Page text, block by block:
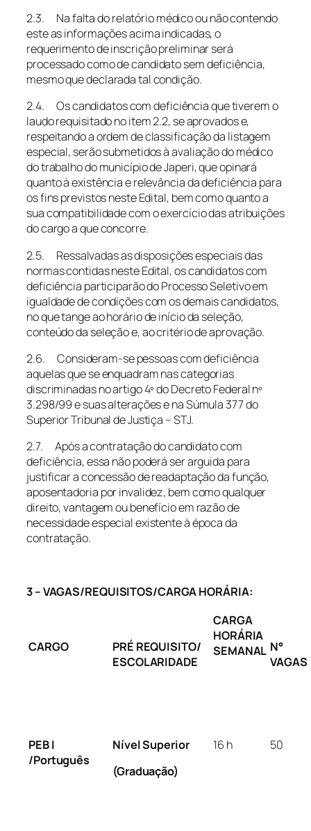
2.3. Na falta do relatório médico ou não contendo
este as informações acima indicadas, o
requerimento de inscrição preliminar será
processado como de candidato sem deficiência,
mesmo que declarada tal condição.
2.4. Os candidatos com deficiência que tiverem o
laudo requisitado no item 2.2, se aprovados e,
respeitando a ordem de classificação da listagem
especial, serão submetidos à avaliação do médico
do trabalho do município de Japeri, que opinará
quanto à existência e relevância da deficiência para
os fins previstos neste Edital, bem como quanto a
sua compatibilidade com o exercício das atribuições
do cargo a que concorre.
2.5. Ressalvadas as disposições especiais das
normas contidas neste Edital, os candidatos com
deficiência participarão do Processo Seletivo em
igualdade de condições com os demais candidatos,
no que tange ao horário de início da seleção,
conteúdo da seleção e, ao critério de aprovação.
2.6. Consideram-se pessoas com deficiência
aquelas que se enquadram nas categorias
discriminadas no artigo 4º do Decreto Federal nº
3.298/99 e suas alterações e na Súmula 377 do
Superior Tribunal de Justiça – STJ.
2.7. Após a contratação do candidato com
deficiência, essa não poderá ser arguida para
justificar a concessão de readaptação da função,
aposentadoria por invalidez, bem como qualquer
direito, vantagem ou benefício em razão de
necessidade especial existente à época da
contratação.
3 – VAGAS/REQUISITOS/CARGA HORÁRIA:
CARGO
PRÉ REQUISITO/
ESCOLARIDADE
CARGA
HORÁRIA
SEMANAL N°
VAGAS
PEB I
/Português
Nível Superior
(Graduação)
16 h 50